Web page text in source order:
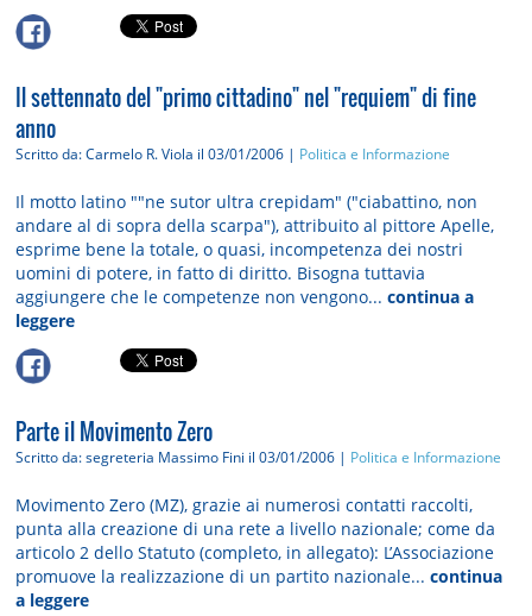
Il settennato del "primo cittadino" nel "requiem" di fine
anno
Scritto da: Carmelo R. Viola il 03/01/2006 | Politica e Informazione
Il motto latino ""ne sutor ultra crepidam" ("ciabattino, non
andare al di sopra della scarpa"), attribuito al pittore Apelle,
esprime bene la totale, o quasi, incompetenza dei nostri
uomini di potere, in fatto di diritto. Bisogna tuttavia
aggiungere che le competenze non vengono...continua a
leggere
Parte il Movimento Zero
Scritto da: segreteria Massimo Fini il 03/01/2006 | Politica e Informazione
Movimento Zero (MZ), grazie ai numerosi contatti raccolti,
punta alla creazione di una rete a livello nazionale; come da
articolo 2 dello Statuto (completo, in allegato): L’Associazione
promuove la realizzazione di un partito nazionale...continua
a leggere